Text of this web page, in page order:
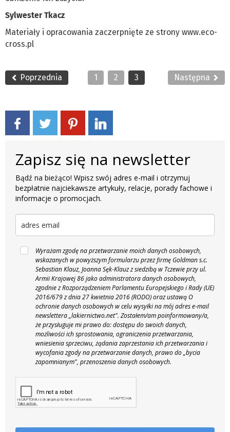
Sylwester Tkacz
Materiały i opracowania zaczerpnięte ze strony www.eco-
cross.pl
Poprzednia 1 2 3 Następna
Zapisz się na newsletter
Bądź na bieżąco! Wpisz swój adres e-mail i otrzymuj
bezpłatnie najciekawsze artykuły, relacje, porady fachowe i
informacje o promocjach.
Wyrażam zgodę na przetwarzanie moich danych osobowych,
wskazanych w powyższym formularzu przez firmę Goldman s.c.
Sebastian Klauz, Joanna Sęk-Klauz z siedzibą w Tczewie przy ul.
Armii Krajowej 86 jako administratora danych osobowych,
zgodnie z Rozporządzeniem Parlamentu Europejskiego i Rady (UE)
2016/679 z dnia 27 kwietnia 2016 (RODO) oraz ustawą O
ochronie danych osobowych w celu wysyłki na mój adres e-mail
newslettera „lakiernictwo.net". Zostałem/am poinformowany/a,
że przysługuje mi prawo do: dostępu do swoich danych,
możliwości ich sprostowania, ograniczenia przetwarzania,
wniesienia sprzeciwu, żądania zaprzestania ich przetwarzania i
wycofania zgody na przetwarzanie danych, prawo do „bycia
zapomnianym", przenoszenia danych osobowych.